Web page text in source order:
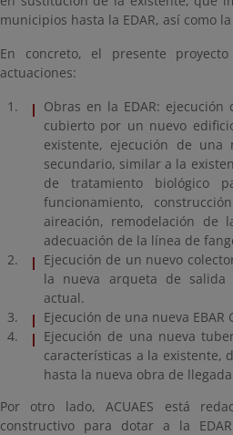
municipios hasta la EDAR, así como
En concreto, el presente
actuaciones:
Obras en la EDAR:
cubierto por un nuevo
existente, ejecución de
secundario, similar a la
de tratamiento biológico
funcionamiento,
aireación, remodelación de
adecuación de la línea de
Ejecución de un nuevo
la nueva arqueta de
actual.
Ejecución de una nueva EBAR
Ejecución de una nueva
características a la existente,
hasta la nueva obra de llegada
Por otro lado, ACUAES está
constructivo para dotar a la